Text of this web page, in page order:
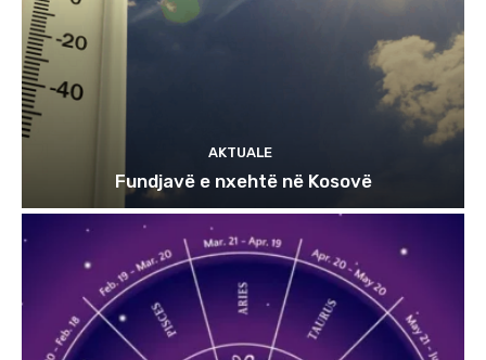
AKTUALE
Fundjavë e nxehtë në Kosovë